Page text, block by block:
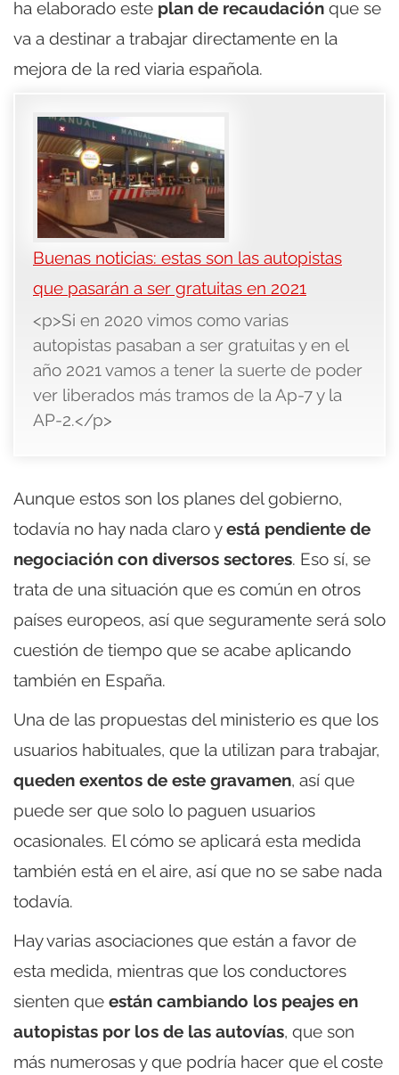
ha elaborado este plan de recaudación que se
va a destinar a trabajar directamente en la
mejora de la red viaria española.
Buenas noticias: estas son las autopistas
que pasarán a ser gratuitas en 2021
<p>Si en 2020 vimos como varias
autopistas pasaban a ser gratuitas y en el
año 2021 vamos a tener la suerte de poder
ver liberados más tramos de la Ap-7 y la
AP-2.</p>
Aunque estos son los planes del gobierno,
todavía no hay nada claro yestá pendiente de
negociación con diversos sectores. Eso sí, se
trata de una situación que es común en otros
países europeos, así que seguramente será solo
cuestión de tiempo que se acabe aplicando
también en España.
Una de las propuestas del ministerio es que los
usuarios habituales, que la utilizan para trabajar,
queden exentos de este gravamen, así que
puede ser que solo lo paguen usuarios
ocasionales. El cómo se aplicará esta medida
también está en el aire, así que no se sabe nada
todavía.
Hay varias asociaciones que están a favor de
esta medida, mientras que los conductores
sienten que están cambiando los peajes en
autopistas por los de las autovías, que son
más numerosas y que podría hacer que el coste